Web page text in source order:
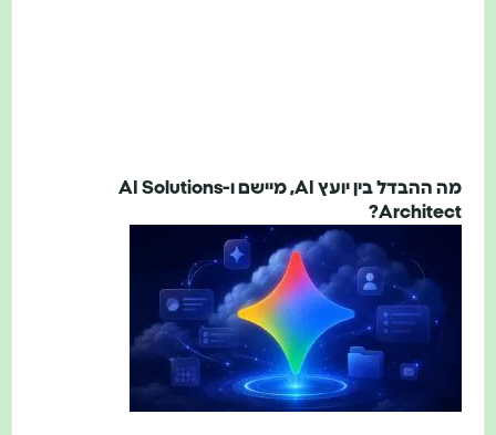
מה ההבדל בין יועץ AI, מיישם ו-AI Solutions
Architect?